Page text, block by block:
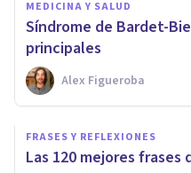
MEDICINA Y SALUD
Síndrome de Bardet-
principales
Alex Figueroba
FRASES Y REFLEXIONES
Las 120 mejores